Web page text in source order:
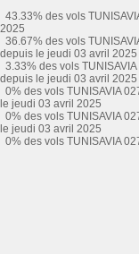
43.33% des vols
2025
36.67% des vols
depuis le jeudi 03 avril 2025
3.33% des vols
depuis le jeudi 03 avril 2025
0% des vols TUNISAVIA
le jeudi 03 avril 2025
0% des vols TUNISAVIA
le jeudi 03 avril 2025
0% des vols TUNISAVIA